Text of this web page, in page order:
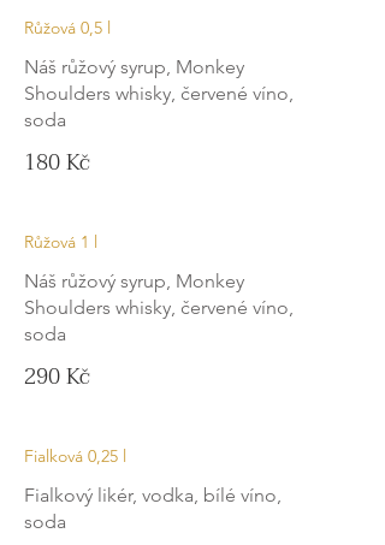
Růžová 0,5 l
Náš růžový syrup, Monkey
Shoulders whisky, červené víno,
soda
180 Kč
Růžová 1 l
Náš růžový syrup, Monkey
Shoulders whisky, červené víno,
soda
290 Kč
Fialková 0,25 l
Fialkový likér, vodka, bílé víno,
soda